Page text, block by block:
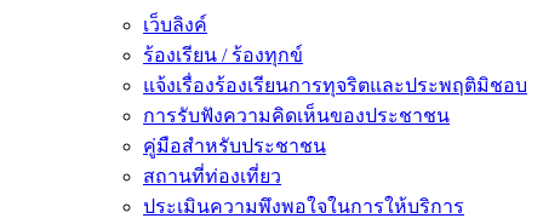
เว็บลิงค์
ร้องเรียน / ร้องทุกข์
แจ้งเรื่องร้องเรียนการทุจริตและประพฤติมิชอบ
การรับฟังความคิดเห็นของประชาชน
คู่มือสำหรับประชาชน
สถานที่ท่องเที่ยว
ประเมินความพึงพอใจในการให้บริการ